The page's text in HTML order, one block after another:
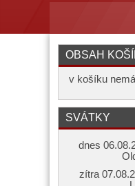
OBSAH
v košíku
SVÁTKY
dnes
zítra